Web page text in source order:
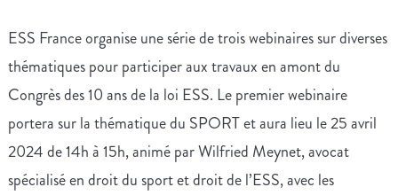
ESS France organise une série de trois webinaires sur diverses
thématiques pour participer aux travaux en amont du
Congrès des 10 ans de la loi ESS. Le premier webinaire
portera sur la thématique du SPORT et aura lieu le 25 avril
2024 de 14h à 15h, animé par Wilfried Meynet, avocat
spécialisé en droit du sport et droit de l’ESS, avec les